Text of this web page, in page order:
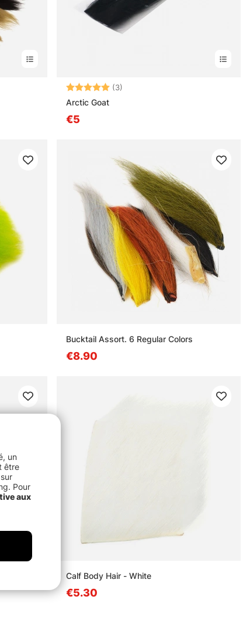
Note: (3)
Arctic Goat
€5
Bucktail Assort. 6 Regular Colors
€8.90
Calf Body Hair - White
€5.30
un
être
Pour
aux